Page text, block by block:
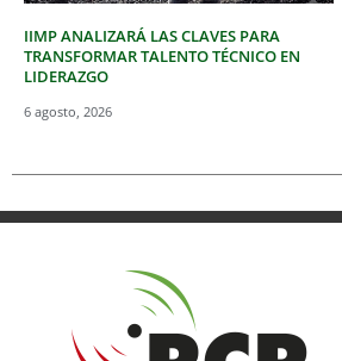
IIMP ANALIZARÁ LAS CLAVES PARA
TRANSFORMAR TALENTO TÉCNICO EN
LIDERAZGO
6 agosto, 2026